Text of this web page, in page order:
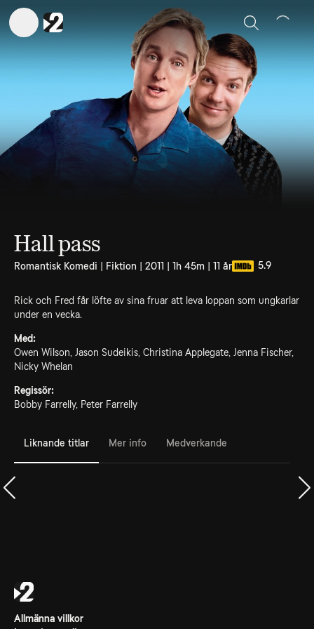
Sök
Hall pass
Romantisk Komedi | Fiktion | 2011 | 1h 45m | 11 år 5.9
Rick och Fred får löfte av sina fruar att leva loppan som ungkarlar
under en vecka.
Med:
Owen Wilson, Jason Sudeikis, Christina Applegate, Jenna Fischer,
Nicky Whelan
Regissör:
Bobby Farrelly, Peter Farrelly
Liknande titlar Mer info Medverkande
Allmänna villkor